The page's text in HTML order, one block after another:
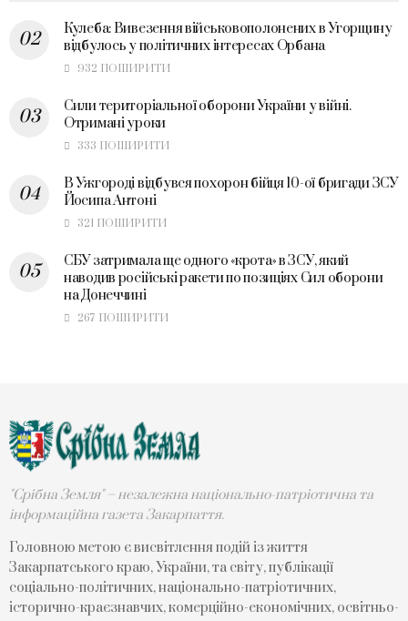
Кулеба: Вивезення військовополонених в Угорщину
відбулось у політичних інтересах Орбана
932 ПОШИРИТИ
Сили територіальної оборони України у війні.
Отримані уроки
333 ПОШИРИТИ
В Ужгороді відбувся похорон бійця 10-ої бригади ЗСУ
Йосипа Антоні
321 ПОШИРИТИ
СБУ затримала ще одного «крота» в ЗСУ, який
наводив російські ракети по позиціях Сил оборони
на Донеччині
267 ПОШИРИТИ
"Срібна Земля" – незалежна національно-патріотична та
інформаційна газета Закарпаття.
Головною метою є висвітлення подій із життя
Закарпатського краю, України, та світу, публікації
соціально-політичних, національно-патріотичних,
історично-краєзнавчих, комерційно-економічних, освітньо-